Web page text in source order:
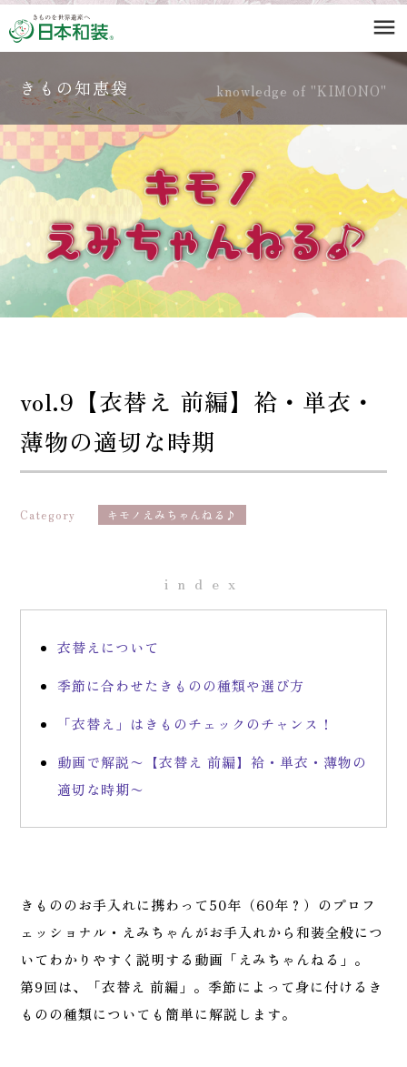
menu
knowledge of "KIMONO"
きもの知恵袋
vol.9【衣替え 前編】袷・単衣・
薄物の適切な時期
Category キモノえみちゃんねる♪
index
衣替えについて
季節に合わせたきものの種類や選び方
「衣替え」はきものチェックのチャンス！
動画で解説〜【衣替え 前編】袷・単衣・薄物の
適切な時期〜
きもののお手入れに携わって50年（60年？）のプロフ
ェッショナル・えみちゃんがお手入れから和装全般につ
いてわかりやすく説明する動画「えみちゃんねる」。
第9回は、「衣替え 前編」。季節によって身に付けるき
ものの種類についても簡単に解説します。